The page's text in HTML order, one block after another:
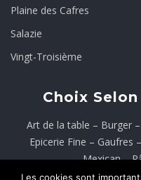
Plaine des Cafres
Salazie
Vingt-Troisième
Choix
Art de la table – Burger –
Epicerie Fine – Gaufres –
Mexican–
Les cookies sont